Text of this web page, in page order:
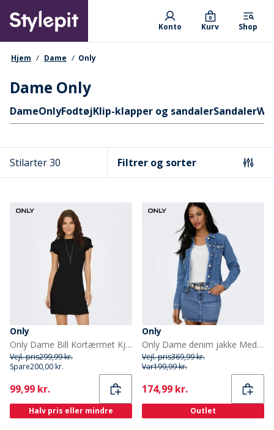
main
content
Primary departments
Konto Kurv
0
Shop
navigationssti
Hjem Dame Only
Dame Only
Hurtige links
DameOnlyFodtøjKlip-klapper og sandalerSandaler
Stilarter 30 Filtrer og sorter
Only
Only Dame Bill Kortærmet Kjole Sort
Vejl. pris299,99 kr.
Spare200,00 kr.
Current
99,99 kr.
Halv pris eller mindre
Only
Only Dame denim jakke Medium Blue Denim
Vejl. pris369,99 kr.
Var199,99 kr.
Current
174,99 kr.
Outlet